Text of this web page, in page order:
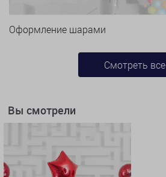
Оформление шарами
Смотреть все
Вы смотрели